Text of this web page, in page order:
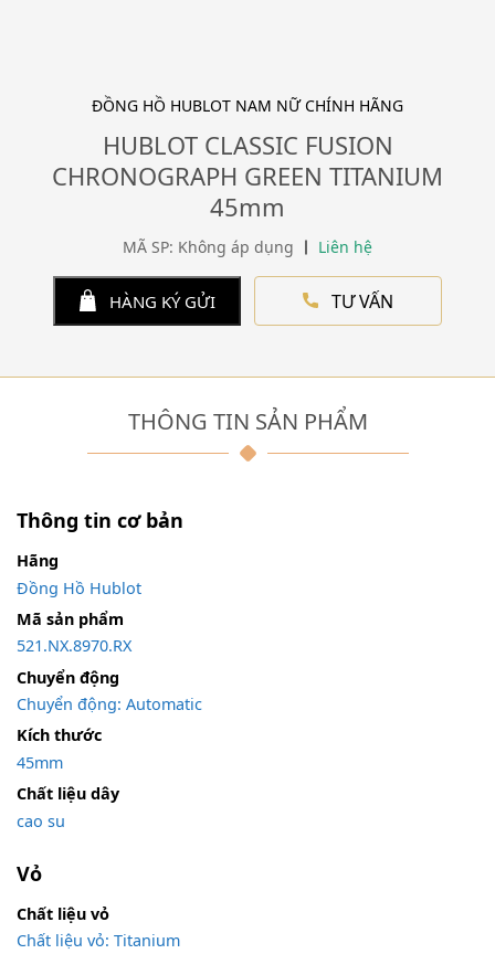
ĐỒNG HỒ HUBLOT NAM NỮ CHÍNH HÃNG
HUBLOT CLASSIC FUSION
CHRONOGRAPH GREEN TITANIUM
45mm
MÃ SP: Không áp dụng Liên hệ
HÀNG KÝ GỬI TƯ VẤN
THÔNG TIN SẢN PHẨM
Thông tin cơ bản
Hãng
Đồng Hồ Hublot
Mã sản phẩm
521.NX.8970.RX
Chuyển động
Chuyển động: Automatic
Kích thước
45mm
Chất liệu dây
cao su
Vỏ
Chất liệu vỏ
Chất liệu vỏ: Titanium